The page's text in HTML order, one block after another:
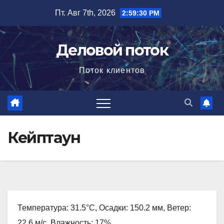
содержимому
Пт. Авг 7th, 2026 2:59:31 PM
Деловой поток
Поток клиентов
Кейптаун
Температура: 31.5°C, Осадки: 150.2 мм, Ветер: